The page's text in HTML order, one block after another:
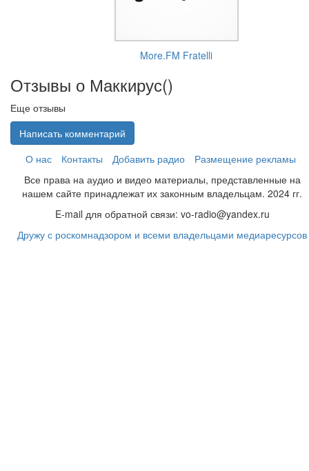
More.FM Fratelli
Отзывы о Маккирус()
Еще отзывы
Написать комментарий
О нас
Контакты Добавить радио
Размещение рекламы
Все права на аудио и видео материалы, представленные на
нашем сайте принадлежат их законным владельцам. 2024 гг.
E-mail для обратной связи: vo-radio@yandex.ru
Дружу с роскомнадзором и всеми владельцами медиаресурсов